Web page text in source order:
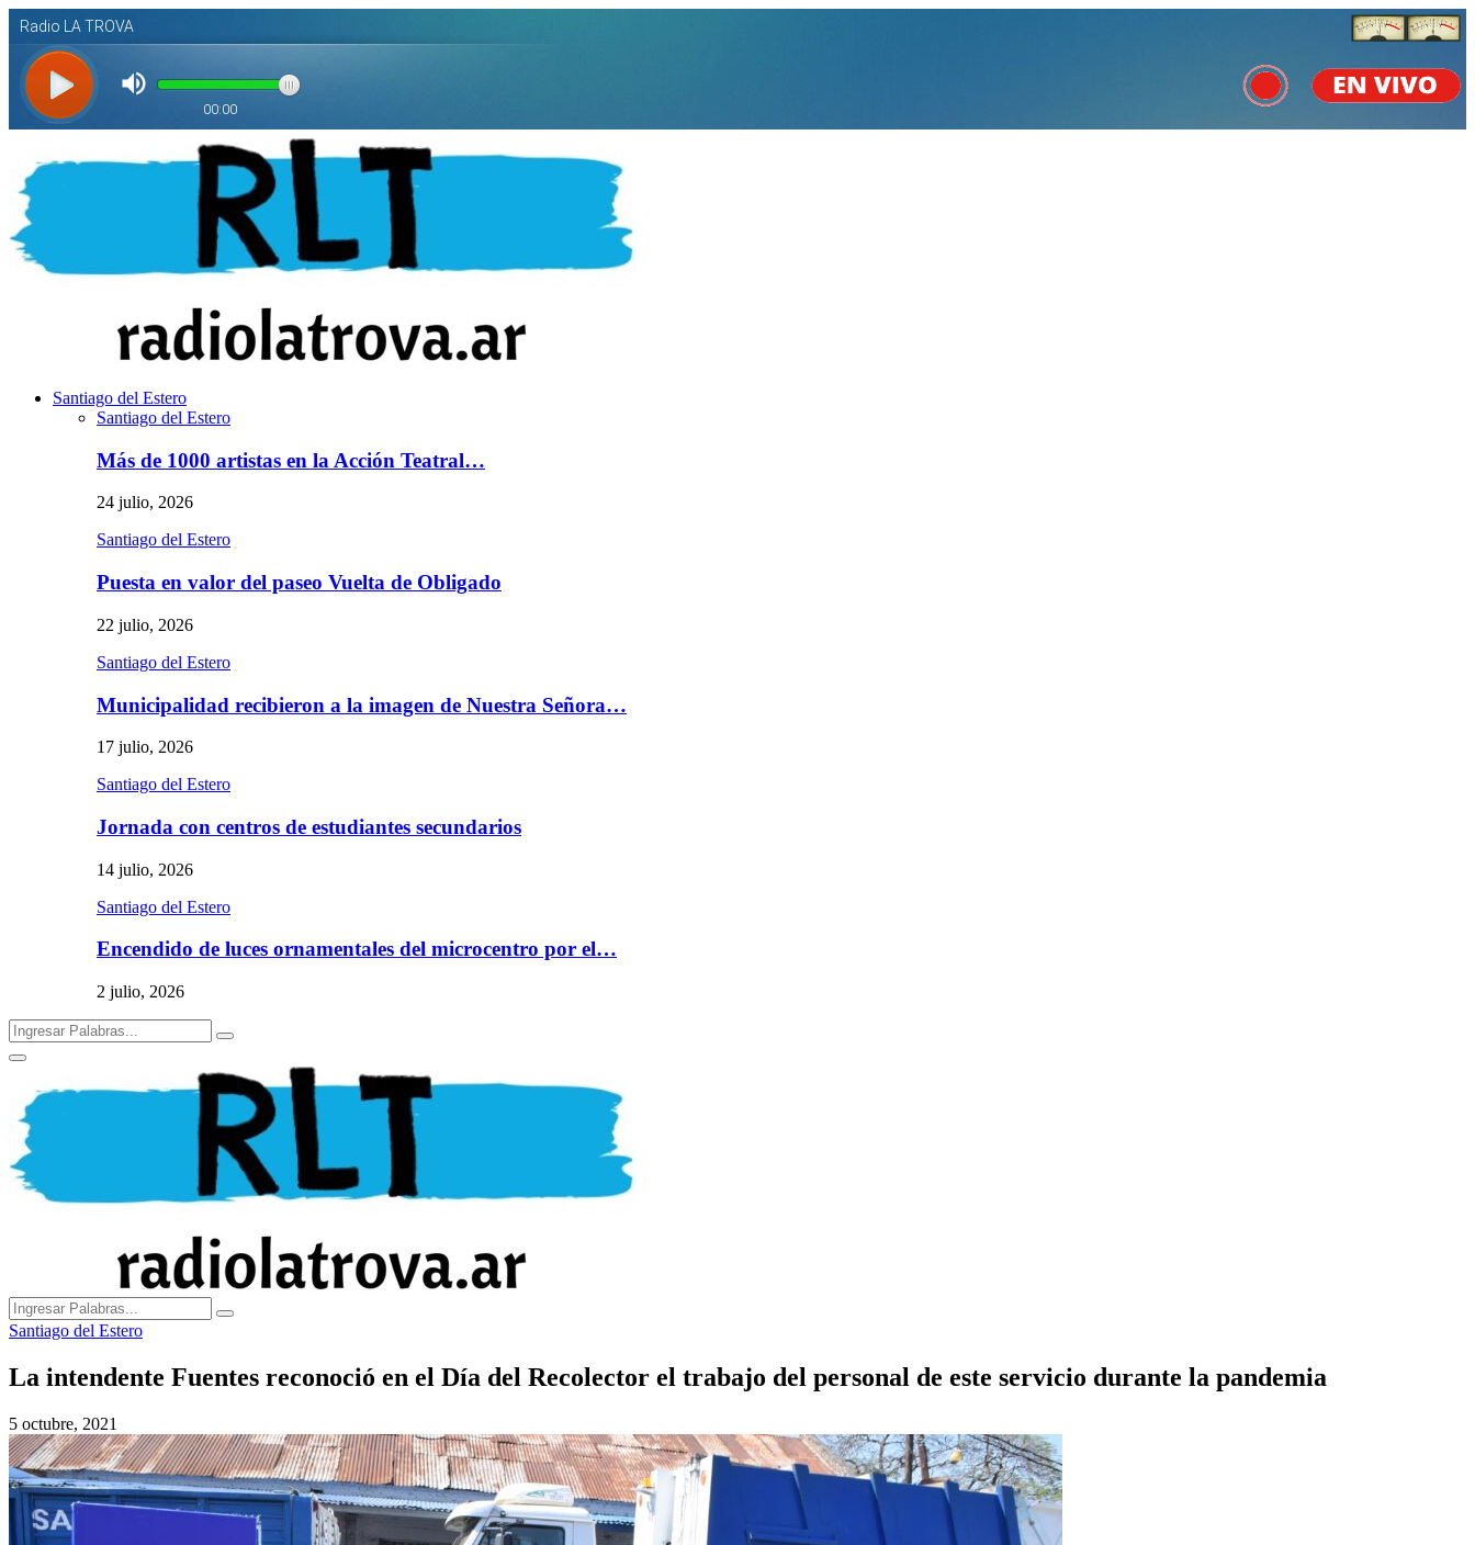
Santiago del Estero
Santiago del Estero
Más de 1000 artistas en la Acción Teatral…
24 julio, 2026
Santiago del Estero
Puesta en valor del paseo Vuelta de Obligado
22 julio, 2026
Santiago del Estero
Municipalidad recibieron a la imagen de Nuestra Señora…
17 julio, 2026
Santiago del Estero
Jornada con centros de estudiantes secundarios
14 julio, 2026
Santiago del Estero
Encendido de luces ornamentales del microcentro por el…
2 julio, 2026
Search
for:
Search
Primary
Search
for:
Search
Santiago del Estero
La intendente Fuentes reconoció en el Día del Recolector el trabajo del personal de este servicio durante la pandemia
5 octubre, 2021